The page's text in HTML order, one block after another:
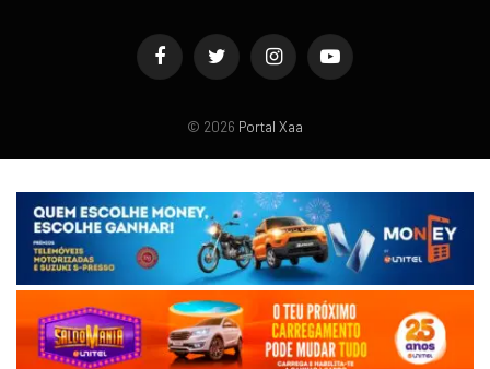
FacebookTwitter InstagramYouTube
© 2026 Portal Xaa